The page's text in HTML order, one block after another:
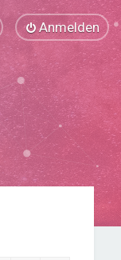
Anmelden